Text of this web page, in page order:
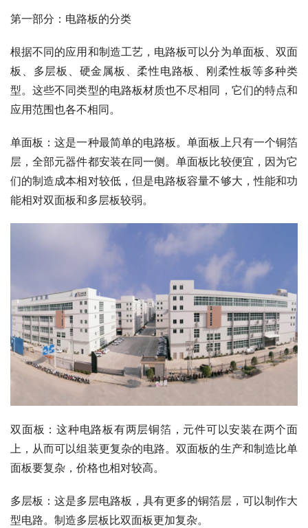
第一部分：电路板的分类
根据不同的应用和制造工艺，电路板可以分为单面板、双面
板、多层板、硬金属板、柔性电路板、刚柔性板等多种类
型。这些不同类型的电路板材质也不尽相同，它们的特点和
应用范围也各不相同。
单面板：这是一种最简单的电路板。单面板上只有一个铜箔
层，全部元器件都安装在同一侧。单面板比较便宜，因为它
们的制造成本相对较低，但是电路板容量不够大，性能和功
能相对双面板和多层板较弱。
双面板：这种电路板有两层铜箔，元件可以安装在两个面
上，从而可以组装更复杂的电路。双面板的生产和制造比单
面板要复杂，价格也相对较高。
多层板：这是多层电路板，具有更多的铜箔层，可以制作大
型电路。制造多层板比双面板更加复杂。